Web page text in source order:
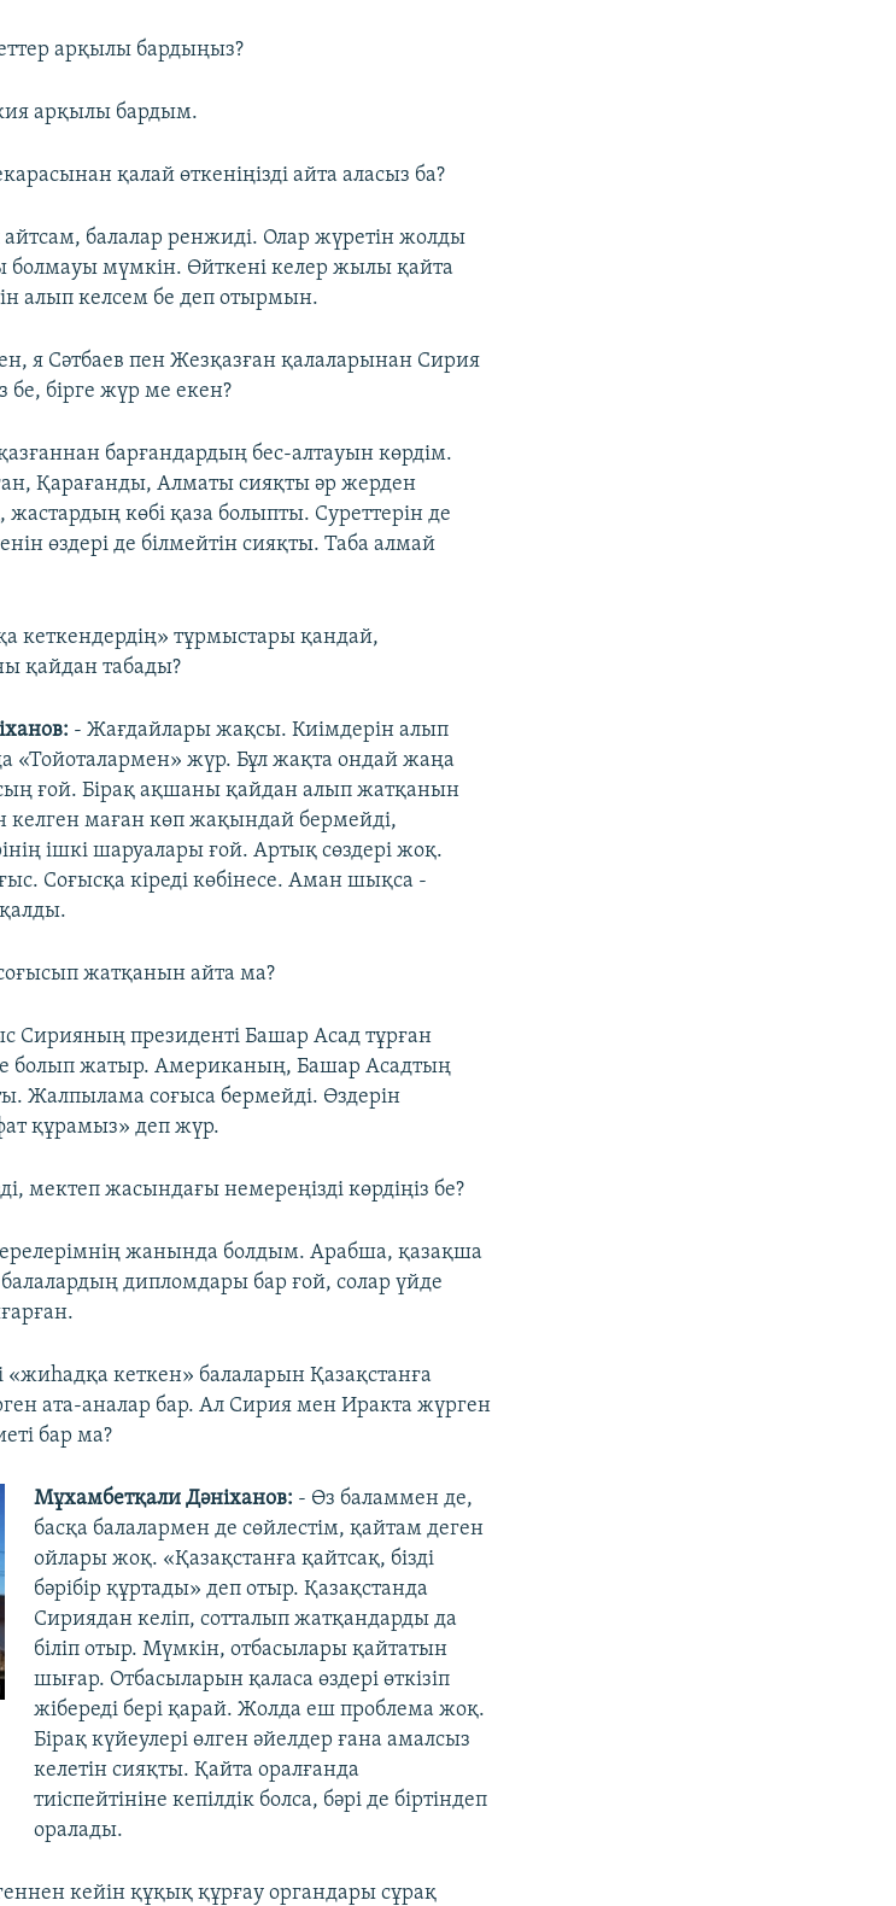
арқылы бардыңыз?
арқылы бардым.
қалай өткеніңізді айта аласыз ба?
балалар ренжиді. Олар жүретін жолды
болмауы мүмкін. Өйткені келер жылы қайта
алып келсем бе деп отырмын.
я Сәтбаев пен Жезқазған қалаларынан Сирия
бе, бірге жүр ме екен?
барғандардың бес-алтауын көрдім.
Қарағанды, Алматы сияқты әр жерден
көбі қаза болыпты. Суреттерін де
өздері де білмейтін сияқты. Таба алмай
кеткендердің» тұрмыстары қандай,
қайдан табады?
- Жағдайлары жақсы. Киімдерін алып
«Тойоталармен» жүр. Бұл жақта ондай жаңа
ғой. Бірақ ақшаны қайдан алып жатқанын
келген маған көп жақындай бермейді,
ішкі шаруалары ғой. Артық сөздері жоқ.
Соғысқа кіреді көбінесе. Аман шықса -
жатқанын айта ма?
Сирияның президенті Башар Асад тұрған
болып жатыр. Американың, Башар Асадтың
Жалпылама соғыса бермейді. Өздерін
құрамыз» деп жүр.
мектеп жасындағы немереңізді көрдіңіз бе?
жанында болдым. Арабша, қазақша
дипломдары бар ғой, солар үйде
«жиһадқа кеткен» балаларын Қазақстанға
ата-аналар бар. Ал Сирия мен Иракта жүрген
бар ма?
Мұхамбетқали Дәніханов: - Өз баламмен де,
басқа балалармен де сөйлестім, қайтам деген
ойлары жоқ. «Қазақстанға қайтсақ, бізді
бәрібір құртады» деп отыр. Қазақстанда
Сириядан келіп, сотталып жатқандарды да
біліп отыр. Мүмкін, отбасылары қайтатын
шығар. Отбасыларын қаласа өздері өткізіп
жібереді бері қарай. Жолда еш проблема жоқ.
Бірақ күйеулері өлген әйелдер ғана амалсыз
келетін сияқты. Қайта оралғанда
тиіспейтініне кепілдік болса, бәрі де біртіндеп
оралады.
кейін құқық құрғау органдары сұрақ